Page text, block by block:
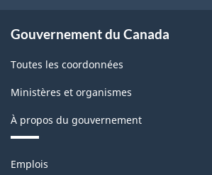
Gouvernement du Canada
Toutes les coordonnées
Ministères et organismes
À propos du gouvernement
Thèmes
Emplois